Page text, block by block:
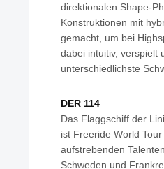
direktionalen Shape-
Konstruktionen mit
gemacht, um bei
dabei intuitiv, verspielt
unterschiedlichste
DER 114
Das Flaggschiff der
ist Freeride World
aufstrebenden
Schweden und